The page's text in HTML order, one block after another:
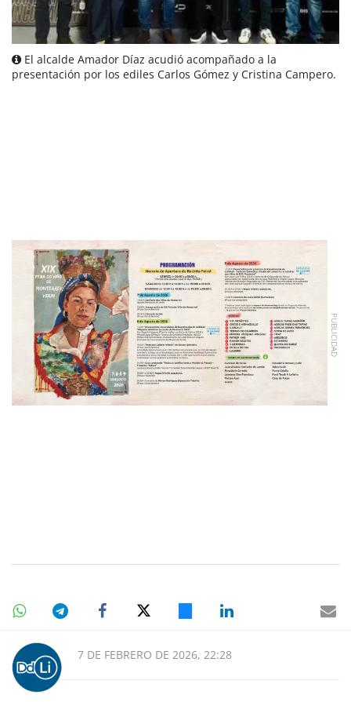
El alcalde Amador Díaz acudió acompañado a la
presentación por los ediles Carlos Gómez y Cristina Campero.
7 DE FEBRERO DE 2026, 22:28